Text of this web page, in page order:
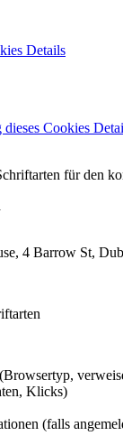
Details
dieses Cookies
für den
4 Barrow St,
Klicks)
(falls